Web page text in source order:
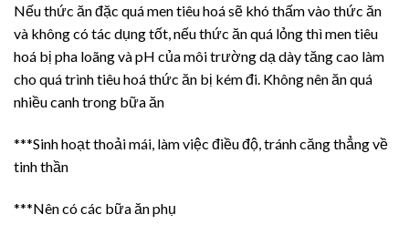
Nếu thức ăn đặc quá men tiêu hoá sẽ khó thấm vào thức ăn
và không có tác dụng tốt, nếu thức ăn quá lỏng thì men tiêu
hoá bị pha loãng và pH của môi trường dạ dày tăng cao làm
cho quá trình tiêu hoá thức ăn bị kém đi. Không nên ăn quá
nhiều canh trong bữa ăn
***Sinh hoạt thoải mái, làm việc điều độ, tránh căng thẳng về
tinh thần
***Nên có các bữa ăn phụ